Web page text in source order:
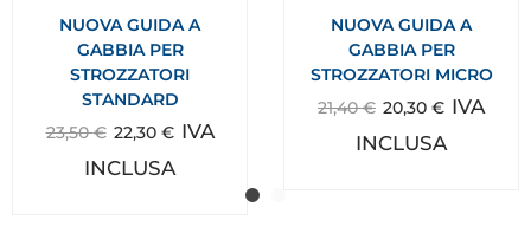
NUOVA GUIDA A
GABBIA PER
STROZZATORI
STANDARD
23,50€ 22,30 € IVA
INCLUSA
NUOVA GUIDA A
GABBIA PER
STROZZATORI MICRO
21,40€ 20,30 € IVA
INCLUSA